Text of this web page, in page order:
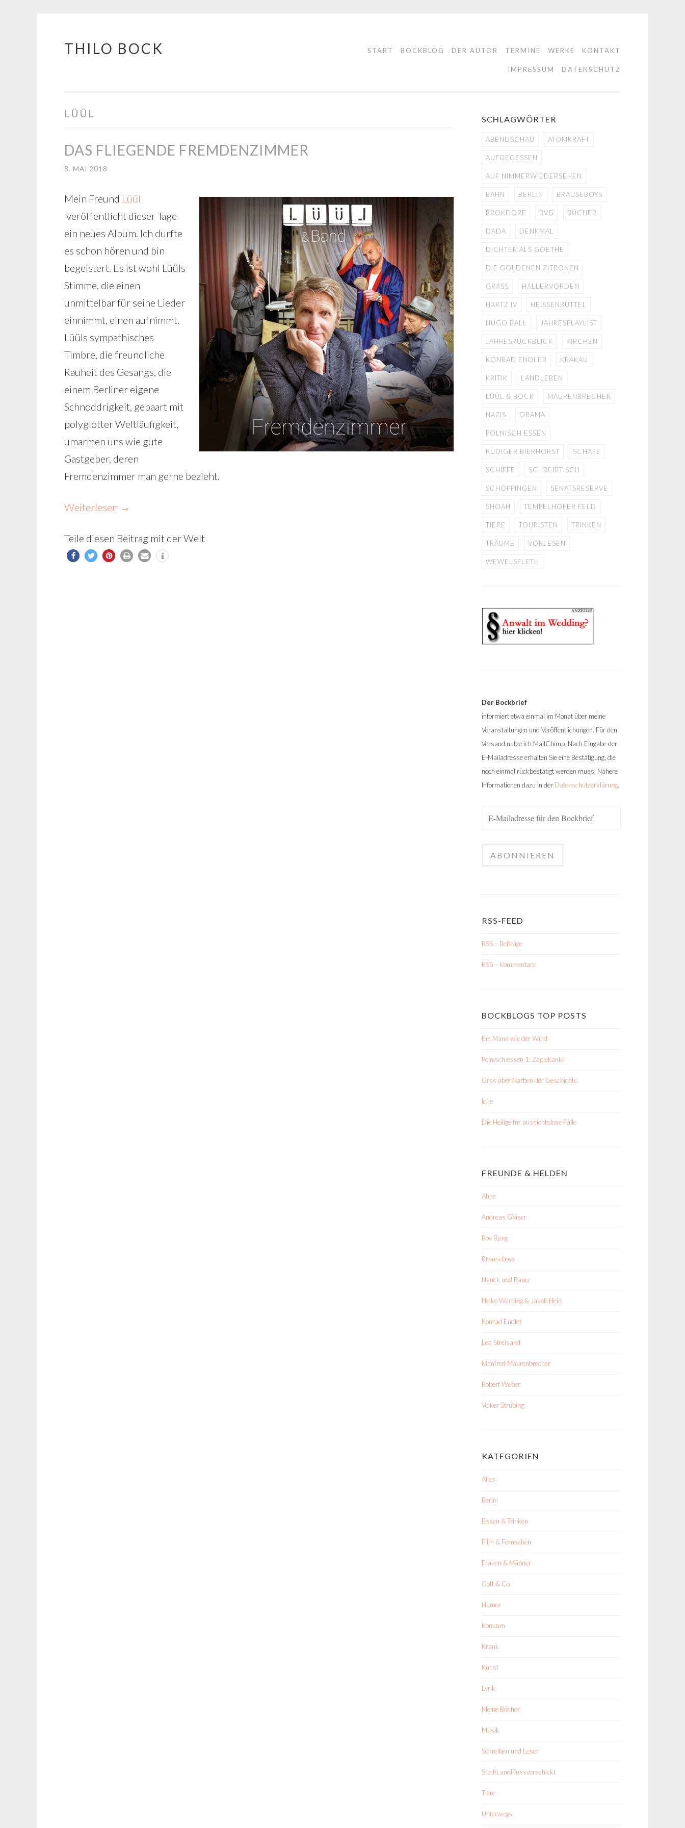
Springe
THILO BOCK START BOCKBLOG DER AUTOR TERMINE WERKE KONTAKT
IMPRESSUM DATENSCHUTZ
LÜÜL
DAS FLIEGENDE FREMDENZIMMER
8. MAI 2018
Mein Freund Lüül
veröffentlicht dieser Tage
ein neues Album. Ich durfte
es schon hören und bin
begeistert. Es ist wohl Lüüls
Stimme, die einen
unmittelbar für seine Lieder
einnimmt, einen aufnimmt.
Lüüls sympathisches
Timbre, die freundliche
Rauheit des Gesangs, die
einem Berliner eigene
Schnoddrigkeit, gepaart mit
polyglotter Weltläufigkeit,
umarmen uns wie gute
Gastgeber, deren
Fremdenzimmer man gerne bezieht.
Weiterlesen →
Teile diesen Beitrag mit der Welt
SCHLAGWÖRTER
ABENDSCHAU ATOMKRAFT
AUFGEGESSEN
AUF NIMMERWIEDERSEHEN
BAHN BERLIN BRAUSEBOYS
BROKDORF BVG BÜCHER
DADA DENKMAL
DICHTER ALS GOETHE
DIE GOLDENEN ZITRONEN
GRASS HALLERVORDEN
HARTZ IV HEISSENBÜTTEL
HUGO BALL JAHRESPLAYLIST
JAHRESRÜCKBLICK KIRCHEN
KONRAD ENDLER KRAKAU
KRITIK LANDLEBEN
LÜÜL & BOCK MAURENBRECHER
NAZIS OBAMA
POLNISCH ESSEN
RÜDIGER BIERHORST SCHAFE
SCHIFFE SCHREIBTISCH
SCHÖPPINGEN SENATSRESERVE
SHOAH TEMPELHOFER FELD
TIERE TOURISTEN TRINKEN
TRÄUME VORLESEN
WEWELSFLETH
Der Bockbrief
informiert etwa einmal im Monat über meine
Veranstaltungen und Veröffentlichungen. Für den
Versand nutze ich MailChimp. Nach Eingabe der
E-Mailadresse erhalten Sie eine Bestätigung, die
noch einmal rückbestätigt werden muss. Nähere
Informationen dazu in der Datenschutzerklärung.
RSS-FEED
RSS – Beiträge
RSS – Kommentare
BOCKBLOGS TOP POSTS
Ein Mann wie der Wind
Polnisch essen 1: Zapiekanki
Gras über Narben der Geschichte
Icke
Die Heilige für aussichtslose Fälle
FREUNDE & HELDEN
Ahne
Andreas Gläser
Bov Bjerg
Brauseboys
Hauck und Bauer
Heiko Werning & Jakob Hein
Konrad Endler
Lea Streisand
Manfred Maurenbrecher
Robert Weber
Volker Strübing
KATEGORIEN
Alles
Berlin
Essen & Trinken
Film & Fernsehen
Frauen & Männer
Gott & Co.
Humor
Konsum
Krank
Kunst
Lyrik
Meine Bücher
Musik
Schreiben und Lesen
StadtLandFlussverschickt
Tiere
Unterwegs